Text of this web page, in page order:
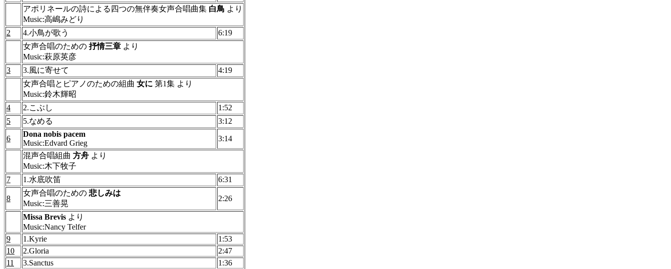
アポリネールの詩による四つの無伴奏女声合唱曲集 白鳥 より
Music:高嶋みどり
2
4.小鳥が歌う
6:19
女声合唱のための 抒情三章 より
Music:萩原英彦
3
3.風に寄せて
4:19
女声合唱とピアノのための組曲 女に 第1集 より
Music:鈴木輝昭
4
2.こぶし
1:52
5
5.なめる 3:12
6
Dona nobis pacem
Music:Edvard Grieg
3:14
混声合唱組曲 方舟 より
Music:木下牧子
7
1.水底吹笛 6:31
8
女声合唱のための 悲しみは
Music:三善晃
2:26
Missa Brevis より
Music:Nancy Telfer
9
1.Kyrie
1:53
10
2.Gloria
2:47
11
3.Sanctus
1:36